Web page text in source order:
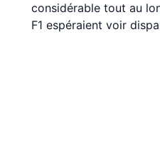
considérable tout au
F1 espéraient voir